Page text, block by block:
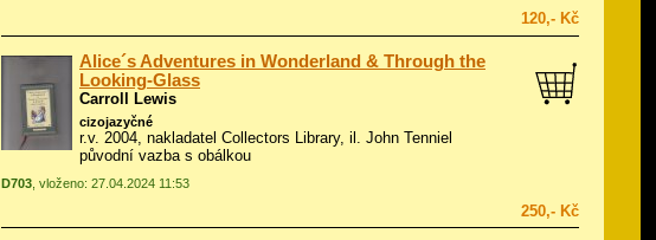
120,- Kč
Alice´s Adventures in Wonderland & Through the
Looking-Glass
Carroll Lewis
cizojazyčné
r.v. 2004, nakladatel Collectors Library, il. John Tenniel
původní vazba s obálkou
D703 , vloženo: 27.04.2024 11:53
250,- Kč